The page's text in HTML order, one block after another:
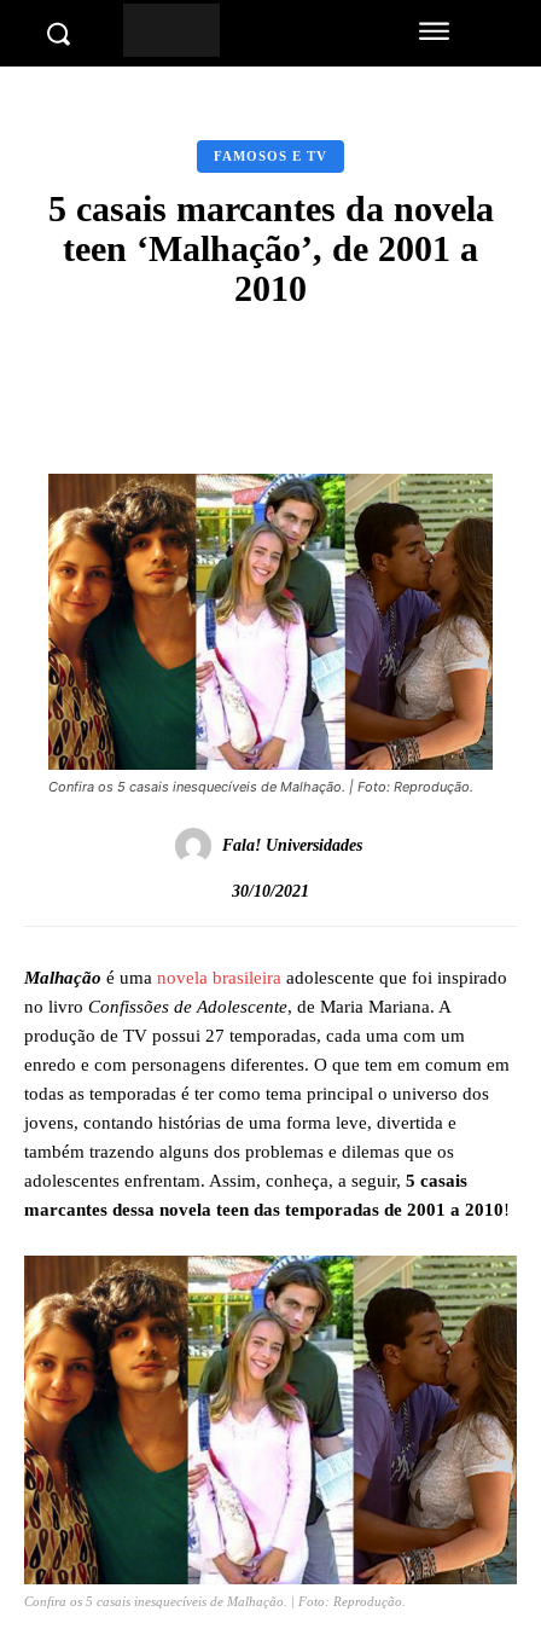
FAMOSOS E TV
5 casais marcantes da novela
teen ‘Malhação’, de 2001 a
2010
Confira os 5 casais inesquecíveis de Malhação. | Foto: Reprodução.
Fala! Universidades
30/10/2021
Malhação é uma novela brasileira adolescente que foi inspirado
no livro Confissões de Adolescente, de Maria Mariana. A
produção de TV possui 27 temporadas, cada uma com um
enredo e com personagens diferentes. O que tem em comum em
todas as temporadas é ter como tema principal o universo dos
jovens, contando histórias de uma forma leve, divertida e
também trazendo alguns dos problemas e dilemas que os
adolescentes enfrentam. Assim, conheça, a seguir, 5 casais
marcantes dessa novela teen das temporadas de 2001 a 2010!
Confira os 5 casais inesquecíveis de Malhação. | Foto: Reprodução.